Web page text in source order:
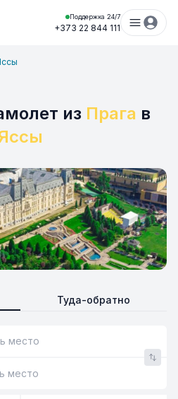
Поддержка 24/7
+373 22 844 111
из Прага в
Туда-обратно